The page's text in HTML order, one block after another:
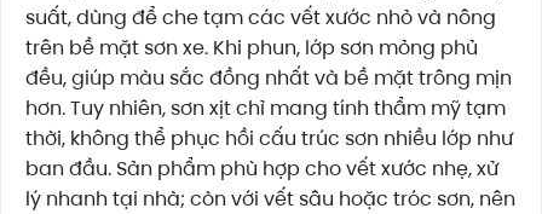
suất, dùng để che tạm các vết xước nhỏ và nông
trên bề mặt sơn xe. Khi phun, lớp sơn mỏng phủ
đều, giúp màu sắc đồng nhất và bề mặt trông mịn
hơn. Tuy nhiên, sơn xịt chỉ mang tính thẩm mỹ tạm
thời, không thể phục hồi cấu trúc sơn nhiều lớp như
ban đầu. Sản phẩm phù hợp cho vết xước nhẹ, xử
lý nhanh tại nhà; còn với vết sâu hoặc tróc sơn, nên